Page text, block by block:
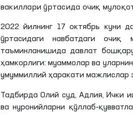
вакиллари ўртасида очиқ
2022 йилнинг 17 октябрь куни
ўртасидаги навбатдаги
таъминланишида давлат
ҳамкорлиги: муаммолар ва
умуммиллий ҳаракати мажлислар
Тадбирда Олий суд, Адлия, Ички
ва нуронийларни қўллаб-